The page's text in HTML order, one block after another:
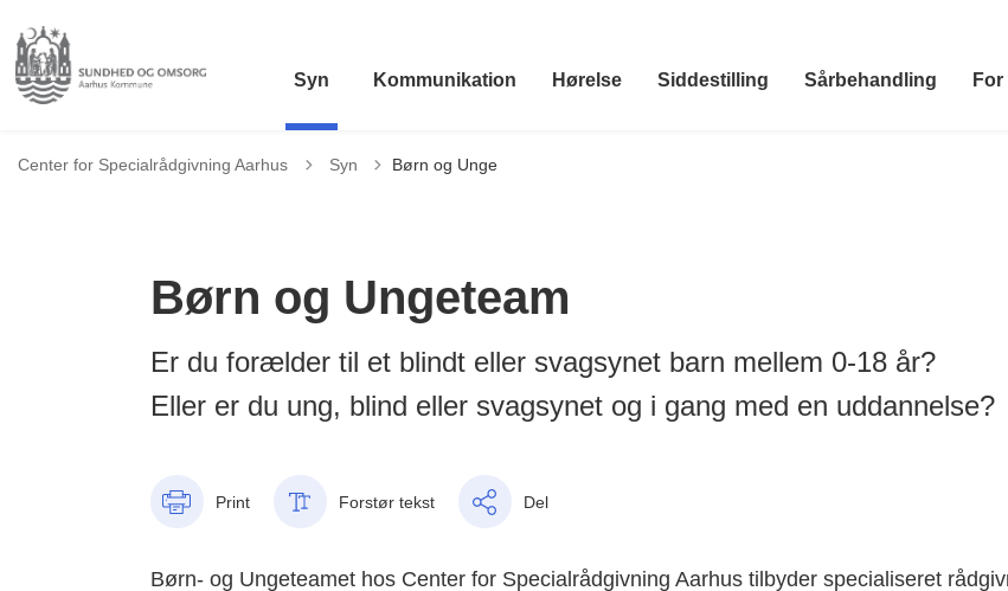
Syn Kommunikation Hørelse Siddestilling Sårbehandling
Center for Specialrådgivning Aarhus Tilbage til
Syn Børn og Unge
Børn og Ungeteam
Er du forælder til et blindt eller svagsynet barn mellem 0-18 år?
Eller er du ung, blind eller svagsynet og i gang med en uddannelse?
Print Forstør tekst Del
Børn- og Ungeteamet hos Center for Specialrådgivning Aarhus tilbyder specialiseret